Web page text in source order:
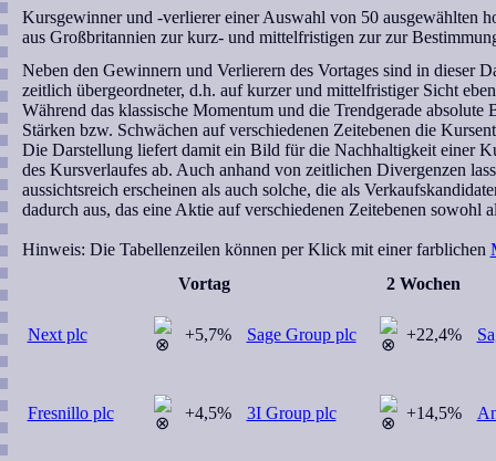
Kursgewinner und -verlierer einer Auswahl von 50 ausgewählten
aus Großbritannien zur kurz- und mittelfristigen zur zur
Neben den Gewinnern und Verlierern des Vortages sind in dieser
zeitlich übergeordneter, d.h. auf kurzer und mittelfristiger Sicht
Während das klassische Momentum und die Trendgerade
Stärken bzw. Schwächen auf verschiedenen Zeitebenen die
Die Darstellung liefert damit ein Bild für die Nachhaltigkeit einer
des Kursverlaufes ab. Auch anhand von zeitlichen Divergenzen
aussichtsreich erscheinen als auch solche, die als
dadurch aus, das eine Aktie auf verschiedenen Zeitebenen sowohl
Hinweis: Die Tabellenzeilen können per Klick mit einer farblichen
Vortag
Next plc +5,7%
Fresnillo plc +4,5%
2 Wochen
Sage Group plc +22,4%
3I Group plc +14,5%